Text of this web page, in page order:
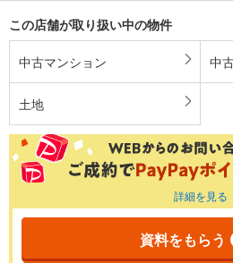
この店舗が取り扱い中の物件
中古マンション 中
土地
詳細を見る
資料をもらう